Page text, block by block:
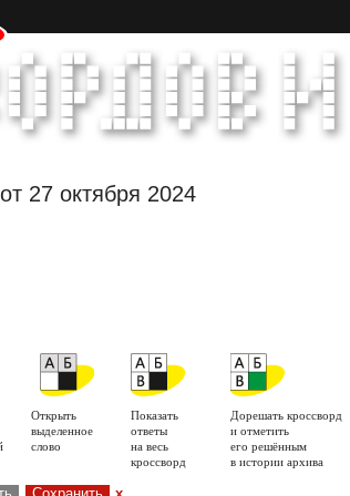
от 27 октября 2024
Открыть
выделенное
слово
Показать
ответы
на весь
кроссворд
Дорешать кроссворд
и отметить
его решённым
в истории архива